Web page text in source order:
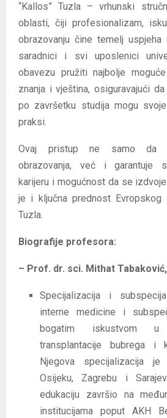
“Kallos” Tuzla – vrhunski
oblasti, čiji profesionalizam,
obrazovanju čine temelj uspjeha
saradnici i svi uposlenici
obavezu pružiti najbolje
znanja i vještina, osiguravajući
po završetku studija mogu
praksi.
Ovaj pristup ne samo da
obrazovanja, već i garantuje
karijeru i mogućnost da se
je i ključna prednost Evropskog
Tuzla.
Biografije profesora:
– Prof. dr. sci. Mithat
Specijalizacija i
interne medicine i
bogatim iskustvom
transplantacije bubrega i
Njegova specijalizacija
Osijeku, Zagrebu i
edukaciju završio na
institucijama poput AKH